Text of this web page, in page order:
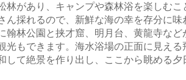
林があり、キャンプや森林浴を楽しむ
ん採れるので、新鮮な海の幸を存分に
翰林公園と挟才窟、明月台、黄龍寺な
光もできます。海水浴場の正面に見え
して絶景を作り出し、ここから眺める